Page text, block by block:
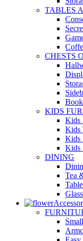
TABLES
CHESTS
KIDS
Kids
Kids
Kids
Kids
DINING
Tea